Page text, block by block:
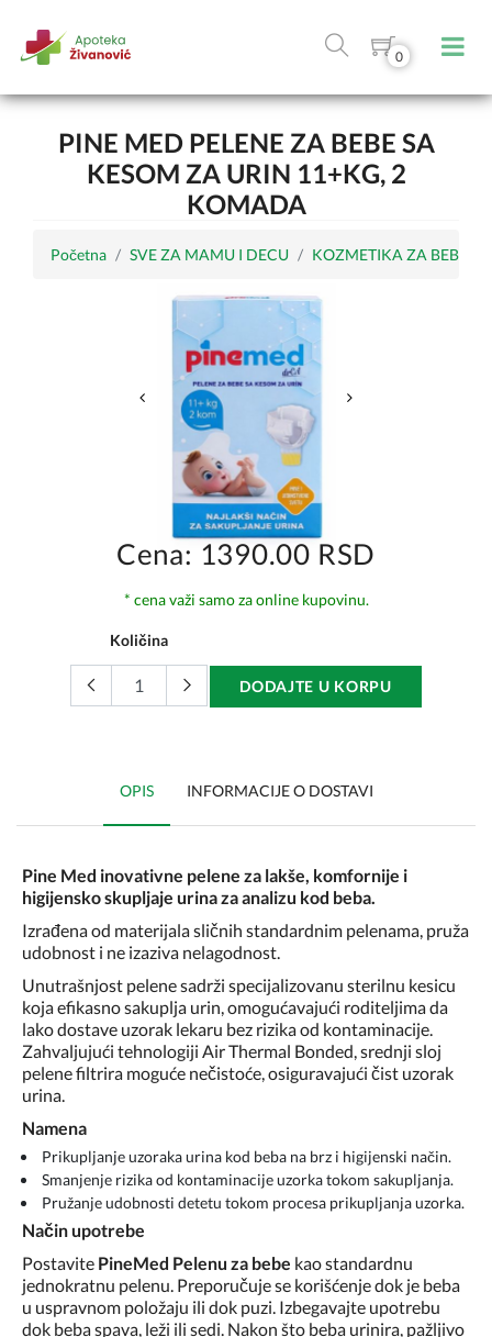
0
PINE MED PELENE ZA BEBE SA
KESOM ZA URIN 11+KG, 2
KOMADA
Početna SVE ZA MAMU I DECU KOZMETIKA ZA BEBE I
Cena: 1390.00 RSD
* cena važi samo za online kupovinu.
Količina
DODAJTE U KORPU
OPIS INFORMACIJE O DOSTAVI
Pine Med inovativne pelene za lakše, komfornije i
higijensko skupljaje urina za analizu kod beba.
Izrađena od materijala sličnih standardnim pelenama, pruža
udobnost i ne izaziva nelagodnost.
Unutrašnjost pelene sadrži specijalizovanu sterilnu kesicu
koja efikasno sakuplja urin, omogućavajući roditeljima da
lako dostave uzorak lekaru bez rizika od kontaminacije.
Zahvaljujući tehnologiji Air Thermal Bonded, srednji sloj
pelene filtrira moguće nečistoće, osiguravajući čist uzorak
urina.
Namena
Prikupljanje uzoraka urina kod beba na brz i higijenski način.
Smanjenje rizika od kontaminacije uzorka tokom sakupljanja.
Pružanje udobnosti detetu tokom procesa prikupljanja uzorka.
Način upotrebe
Postavite PineMed Pelenu za bebe kao standardnu
jednokratnu pelenu. Preporučuje se korišćenje dok je beba
u uspravnom položaju ili dok puzi. Izbegavajte upotrebu
dok beba spava, leži ili sedi. Nakon što beba urinira, pažljivo